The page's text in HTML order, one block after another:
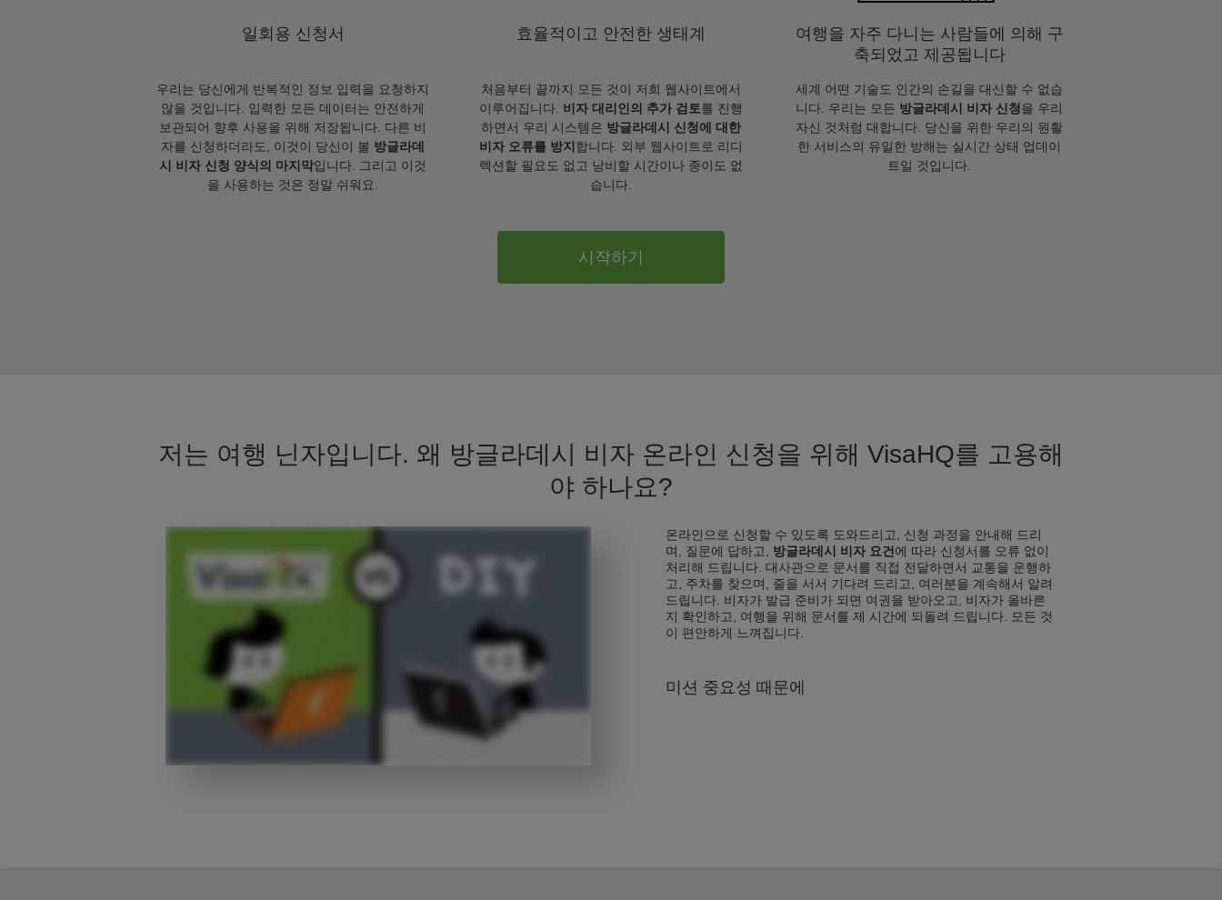
일회용 신청서
우리는 당신에게 반복적인 정보 입력을 요청하지
않을 것입니다. 입력한 모든 데이터는 안전하게
보관되어 향후 사용을 위해 저장됩니다. 다른 비
자를 신청하더라도, 이것이 당신이 볼 방글라데
시 비자 신청 양식의 마지막입니다. 그리고 이것
을 사용하는 것은 정말 쉬워요.
효율적이고 안전한 생태계
처음부터 끝까지 모든 것이 저희 웹사이트에서
이루어집니다. 비자 대리인의 추가 검토를 진행
하면서 우리 시스템은 방글라데시 신청에 대한
비자 오류를 방지 합니다. 외부 웹사이트로 리디
렉션할 필요도 없고 낭비할 시간이나 종이도 없
습니다.
여행을 자주 다니는 사람들에 의해 구
축되었고 제공됩니다
세계 어떤 기술도 인간의 손길을 대신할 수 없습
니다. 우리는 모든 방글라데시 비자 신청을 우리
자신 것처럼 대합니다. 당신을 위한 우리의 원활
한 서비스의 유일한 방해는 실시간 상태 업데이
트일 것입니다.
시작하기
저는 여행 닌자입니다. 왜 방글라데시 비자 온라인 신청을 위해 VisaHQ를 고용해
야 하나요?
온라인으로 신청할 수 있도록 도와드리고, 신청 과정을 안내해 드리
며, 질문에 답하고, 방글라데시 비자 요건 에 따라 신청서를 오류 없이
처리해 드립니다. 대사관으로 문서를 직접 전달하면서 교통을 운행하
고, 주차를 찾으며, 줄을 서서 기다려 드리고, 여러분을 계속해서 알려
드립니다. 비자가 발급 준비가 되면 여권을 받아오고, 비자가 올바른
지 확인하고, 여행을 위해 문서를 제 시간에 되돌려 드립니다. 모든 것
이 편안하게 느껴집니다.
미션 중요성 때문에